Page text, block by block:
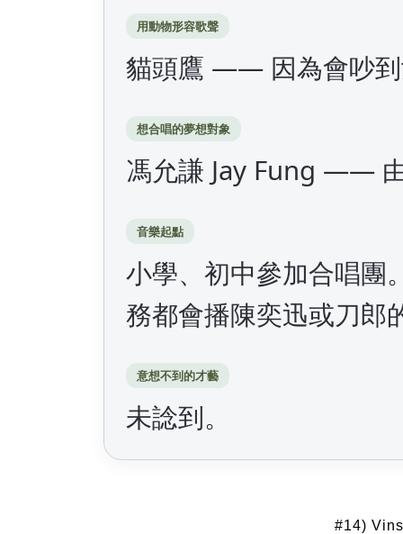
用動物形容歌聲
貓頭鷹 —— 因為會吵
想合唱的夢想對象
馮允謙 Jay Fung ——
音樂起點
小學、初中參加合唱團
務都會播陳奕迅或刀郎
意想不到的才藝
未諗到。
#14)